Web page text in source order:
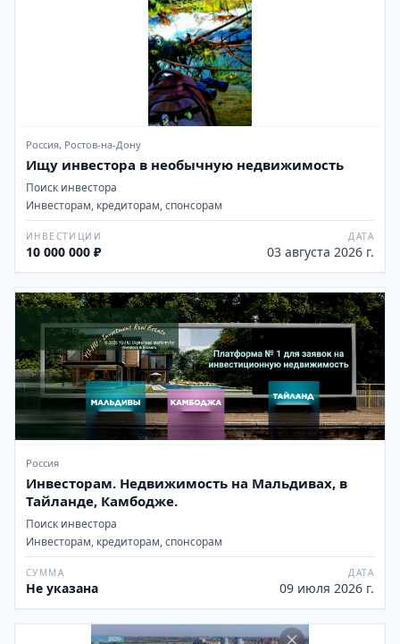
Россия, Ростов-на-Дону
Ищу инвестора в необычную недвижимость
Поиск инвестора
Инвесторам, кредиторам, спонсорам
ИНВЕСТИЦИИ
10 000 000 ₽
ДАТА
03 августа 2026 г.
Россия
Инвесторам. Недвижимость на Мальдивах, в
Тайланде, Камбодже.
Поиск инвестора
Инвесторам, кредиторам, спонсорам
СУММА
Не указана
ДАТА
09 июля 2026 г.